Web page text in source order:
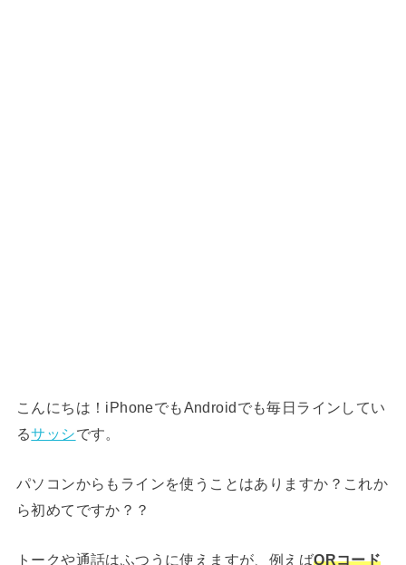
こんにちは！iPhoneでもAndroidでも毎日ラインしてい
るサッシです。
パソコンからもラインを使うことはありますか？これか
ら初めてですか？？
トークや通話はふつうに使えますが、例えばQRコード